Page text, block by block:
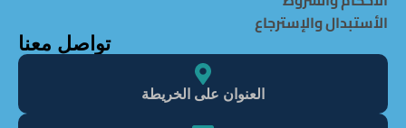
الأستبدال والإسترجاع
تواصل معنا
العنوان على الخريطة